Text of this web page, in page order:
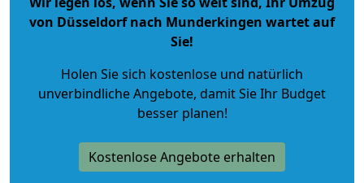
von Düsseldorf nach Munderkingen wartet auf
Sie!
Holen Sie sich kostenlose und natürlich
unverbindliche Angebote, damit Sie Ihr Budget
besser planen!
Kostenlose Angebote erhalten